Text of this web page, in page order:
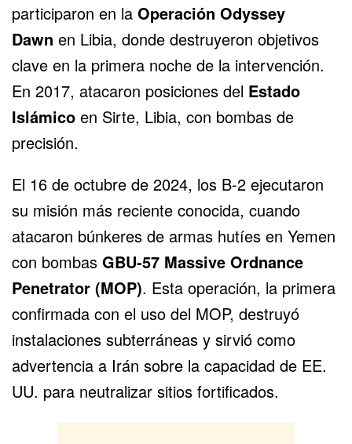
participaron en la Operación Odyssey
Dawn en Libia, donde destruyeron objetivos
clave en la primera noche de la intervención.
En 2017, atacaron posiciones del Estado
Islámico en Sirte, Libia, con bombas de
precisión.
El 16 de octubre de 2024, los B-2 ejecutaron
su misión más reciente conocida, cuando
atacaron búnkeres de armas hutíes en Yemen
con bombas GBU-57 Massive Ordnance
Penetrator (MOP). Esta operación, la primera
confirmada con el uso del MOP, destruyó
instalaciones subterráneas y sirvió como
advertencia a Irán sobre la capacidad de EE.
UU. para neutralizar sitios fortificados.